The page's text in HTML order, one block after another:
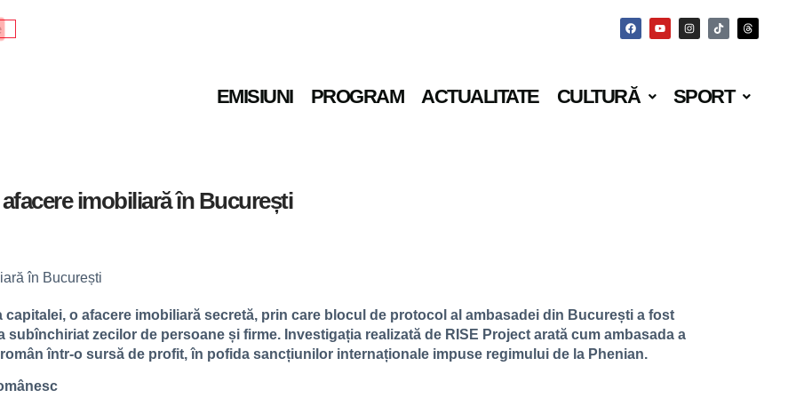
EMISIUNI PROGRAM ACTUALITATE CULTURĂ SPORT
imobiliară în București
o afacere imobiliară secretă, prin care blocul de protocol al ambasadei din București a fost
zecilor de persoane și firme. Investigația realizată de RISE Project arată cum ambasada a
într-o sursă de profit, în pofida sancțiunilor internaționale impuse regimului de la Phenian.